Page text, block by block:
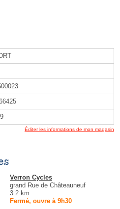
Éditer les informations de mon magasin
Verron Cycles
grand Rue de Châteauneuf
3.2 km
Fermé, ouvre à 9h30